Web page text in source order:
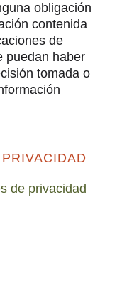
obligación
contenida
de
puedan haber
tomada o
de privacidad